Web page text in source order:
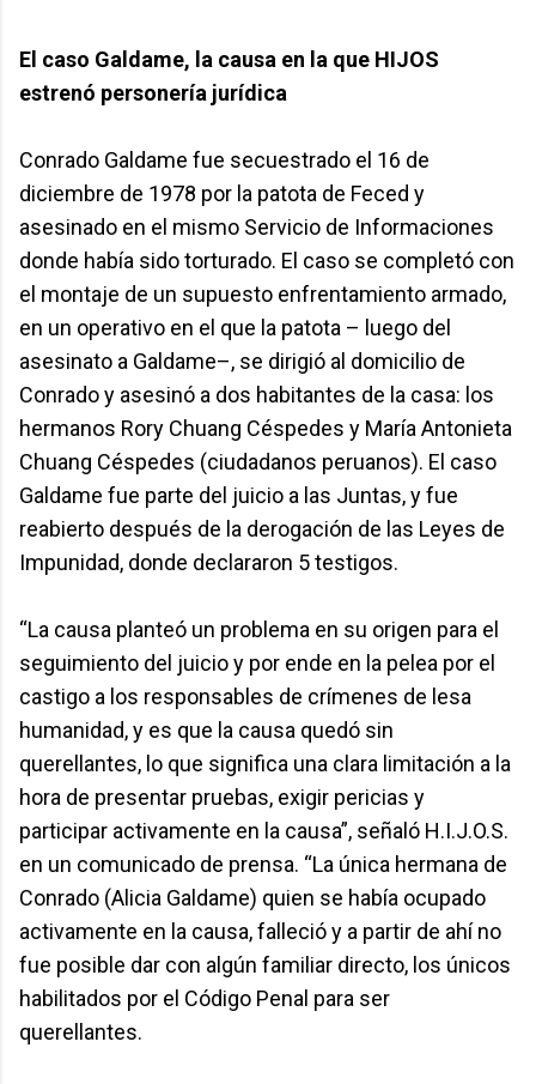
El caso Galdame, la causa en la que HIJOS
estrenó personería jurídica
Conrado Galdame fue secuestrado el 16 de
diciembre de 1978 por la patota de Feced y
asesinado en el mismo Servicio de Informaciones
donde había sido torturado. El caso se completó con
el montaje de un supuesto enfrentamiento armado,
en un operativo en el que la patota – luego del
asesinato a Galdame–, se dirigió al domicilio de
Conrado y asesinó a dos habitantes de la casa: los
hermanos Rory Chuang Céspedes y María Antonieta
Chuang Céspedes (ciudadanos peruanos). El caso
Galdame fue parte del juicio a las Juntas, y fue
reabierto después de la derogación de las Leyes de
Impunidad, donde declararon 5 testigos.
“La causa planteó un problema en su origen para el
seguimiento del juicio y por ende en la pelea por el
castigo a los responsables de crímenes de lesa
humanidad, y es que la causa quedó sin
querellantes, lo que significa una clara limitación a la
hora de presentar pruebas, exigir pericias y
participar activamente en la causa”, señaló H.I.J.O.S.
en un comunicado de prensa. “La única hermana de
Conrado (Alicia Galdame) quien se había ocupado
activamente en la causa, falleció y a partir de ahí no
fue posible dar con algún familiar directo, los únicos
habilitados por el Código Penal para ser
querellantes.